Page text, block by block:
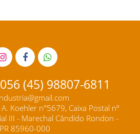
(45) 98807-6811
Koehler n°5679, Caixa Postal nº
III - Marechal Cândido Rondon -
PR 85960-000